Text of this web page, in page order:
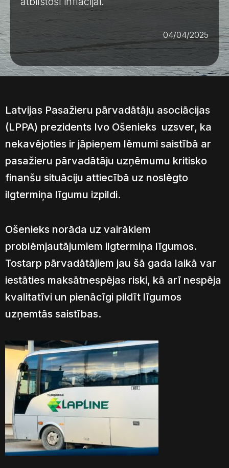
04/04/2025
Latvijas Pasažieru pārvadātāju asociācijas
(LPPA) prezidents Ivo Ošenieks uzsver, ka
nekavējoties ir jāpieņem lēmumi saistībā ar
pasažieru pārvadātāju uzņēmumu kritisko
finanšu situāciju attiecībā uz noslēgto
ilgtermiņa līgumu izpildi.
Ošenieks norāda uz vairākiem
problēmjautājumiem ilgtermiņa līgumos.
Tostarp pārvadātājiem jau šā gada laikā var
iestāties maksātnespējas riski, kā arī nespēja
kvalitatīvi un pienācīgi pildīt līgumos
uzņemtās saistības.